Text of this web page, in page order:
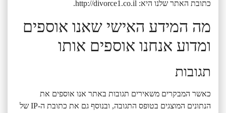
כתובת האתר שלנו היא: http://divorce1.co.il.
מה המידע האישי שאנו אוספים
ומדוע אנחנו אוספים אותו
תגובות
כאשר המבקרים משאירים תגובות באתר אנו אוספים את
הנתונים המוצגים בטופס התגובה, ובנוסף גם את כתובת ה-IP של